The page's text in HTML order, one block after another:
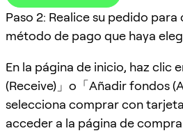
Paso 2: Realice su pedido para
método de pago que haya
En la página de inicio, haz clic
(Receive)」o「Añadir fondos
selecciona comprar con
acceder a la página de